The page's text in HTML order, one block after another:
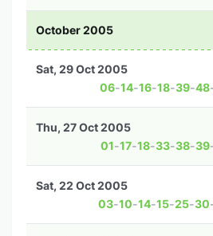
October 2005
06-14-16-18-39-48
Sat, 29 Oct 2005
01-17-18-33-38-39
Thu, 27 Oct 2005
03-10-14-15-25-30
Sat, 22 Oct 2005